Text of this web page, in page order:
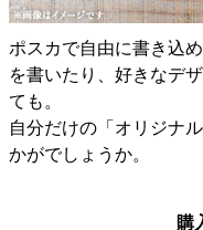
ポスカで自由に書き込
を書いたり、好きなデ
ても。
自分だけの「オリジナ
かがでしょうか。
購